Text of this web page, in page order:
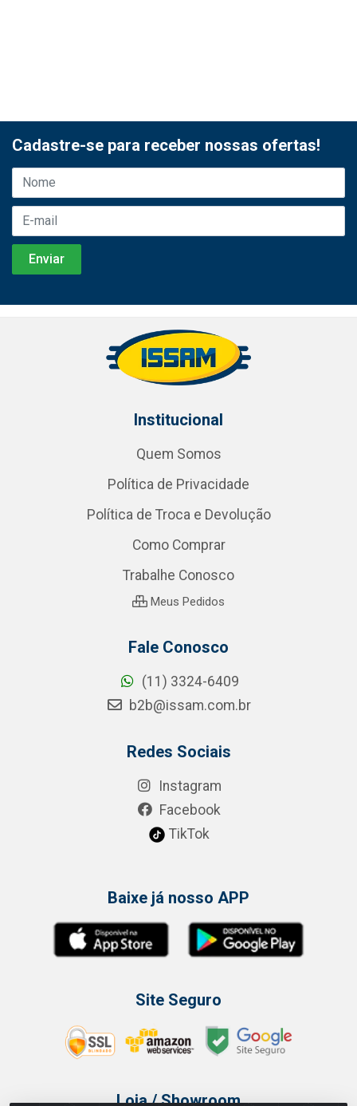
Cadastre-se para receber nossas ofertas!
Institucional
Quem Somos
Política de Privacidade
Política de Troca e Devolução
Como Comprar
Trabalhe Conosco
Meus Pedidos
Fale Conosco
(11) 3324-6409
b2b@issam.com.br
Redes Sociais
Instagram
Facebook
TikTok
Baixe já nosso APP
Site Seguro
Loja / Showroom